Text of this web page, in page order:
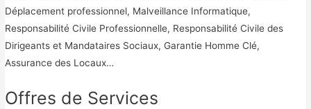
Déplacement professionnel, Malveillance Informatique,
Responsabilité Civile Professionnelle, Responsabilité Civile des
Dirigeants et Mandataires Sociaux, Garantie Homme Clé,
Assurance des Locaux…
Offres de Services